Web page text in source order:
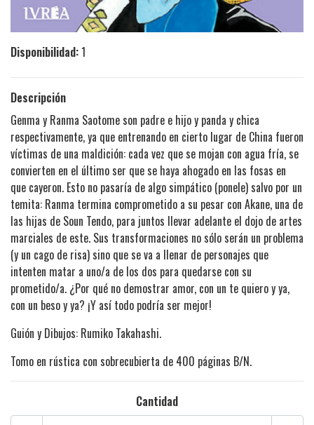
Disponibilidad:1
Descripción
Genma y Ranma Saotome son padre e hijo y panda y chica
respectivamente, ya que entrenando en cierto lugar de China fueron
víctimas de una maldición: cada vez que se mojan con agua fría, se
convierten en el último ser que se haya ahogado en las fosas en
que cayeron. Esto no pasaría de algo simpático (ponele) salvo por un
temita: Ranma termina comprometido a su pesar con Akane, una de
las hijas de Soun Tendo, para juntos llevar adelante el dojo de artes
marciales de este. Sus transformaciones no sólo serán un problema
(y un cago de risa) sino que se va a llenar de personajes que
intenten matar a uno/a de los dos para quedarse con su
prometido/a. ¿Por qué no demostrar amor, con un te quiero y ya,
con un beso y ya? ¡Y así todo podría ser mejor!
Guión y Dibujos: Rumiko Takahashi.
Tomo en rústica con sobrecubierta de 400 páginas B/N.
Cantidad